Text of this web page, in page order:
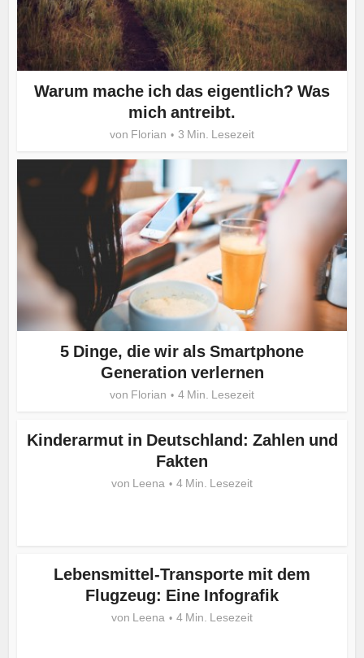
Warum mache ich das eigentlich? Was
mich antreibt.
von Florian 3 Min. Lesezeit
5 Dinge, die wir als Smartphone
Generation verlernen
von Florian 4 Min. Lesezeit
Kinderarmut in Deutschland: Zahlen und
Fakten
von Leena 4 Min. Lesezeit
Lebensmittel-Transporte mit dem
Flugzeug: Eine Infografik
von Leena 4 Min. Lesezeit